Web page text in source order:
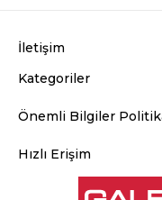
İletişim
Kategoriler
Önemli Bilgiler
Hızlı Erişim